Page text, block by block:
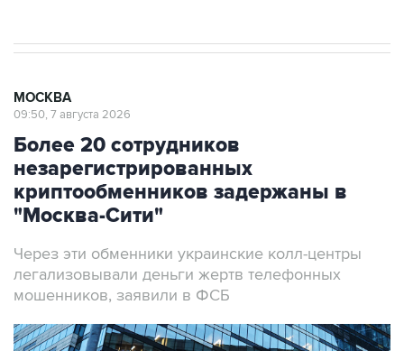
Более 20 сотрудников
незарегистрированных
криптообменников задержаны в
"Москва-Сити"
Через эти обменники украинские колл-центры
мошенников, заявили в ФСБ